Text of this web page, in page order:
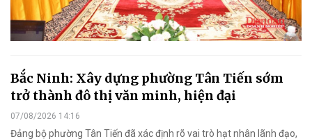
Bắc Ninh: Xây dựng phường Tân Tiến sớm
trở thành đô thị văn minh, hiện đại
07/08/2026 14:16
Đảng bộ phường Tân Tiến đã xác định rõ vai trò hạt nhân lãnh đạo,